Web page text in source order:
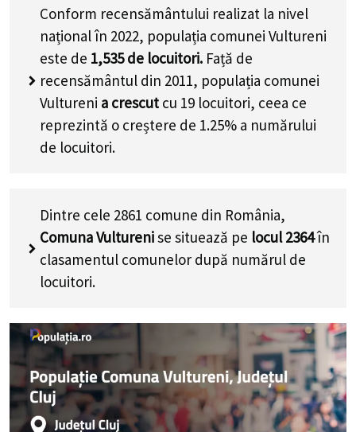
Conform recensământului realizat la nivel
național în 2022, populația comunei Vultureni
este de 1,535de locuitori. Față de
recensământul din 2011, populația comunei
Vultureni a crescut cu 19 locuitori, ceea ce
reprezintă o creștere de 1.25% a numărului
de locuitori.
Dintre cele 2861 comune din România,
Comuna Vulturenise situează pe locul 2364în
clasamentul comunelor după numărul de
locuitori.